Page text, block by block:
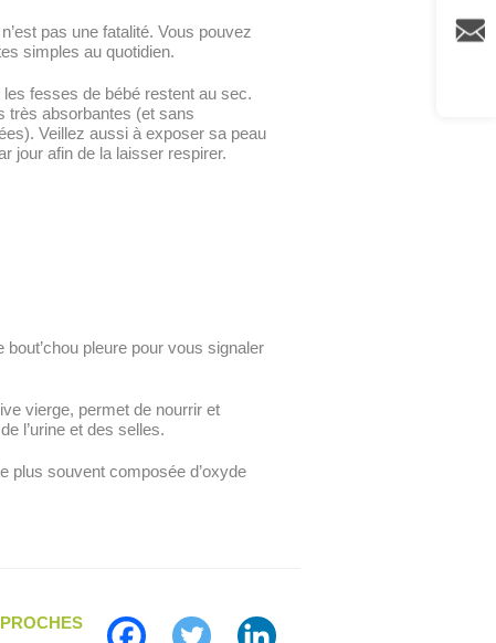
pas une fatalité. Vous pouvez
simples au quotidien.
les fesses de bébé restent au sec.
très absorbantes (et sans
Veillez aussi à exposer sa peau
jour afin de la laisser respirer.
pleure pour vous signaler
vierge, permet de nourrir et
l’urine et des selles.
plus souvent composée d’oxyde